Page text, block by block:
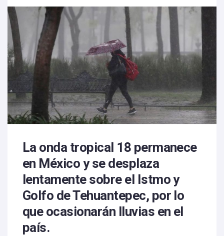
La onda tropical 18 permanece
en México y se desplaza
lentamente sobre el Istmo y
Golfo de Tehuantepec, por lo
que ocasionarán lluvias en el
país.